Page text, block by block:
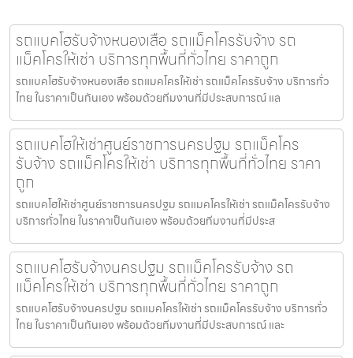
รถแบคโฮรับจ้างหนองเสือ รถแม็คโครรับจ้าง รถ
แม็คโครให้เช่า บริการทุกพื้นที่ทั่วไทย ราคาถูก
รถแบคโฮรับจ้างหนองเสือ รถแมคโครให้เช่า รถแม็คโครรับจ้าง บริการทั่ว
ไทย ในราคาเป็นกันเอง พร้อมด้วยทีมงานที่มีประสบการณ์ แล
รถแบคโฮให้เช่าศูนย์ราชการนครปฐม รถแม็คโคร
รับจ้าง รถแม็คโครให้เช่า บริการทุกพื้นที่ทั่วไทย ราคา
ถูก
รถแบคโฮให้เช่าศูนย์ราชการนครปฐม รถแมคโครให้เช่า รถแม็คโครรับจ้าง
บริการทั่วไทย ในราคาเป็นกันเอง พร้อมด้วยทีมงานที่มีประส
รถแบคโฮรับจ้างนครปฐม รถแม็คโครรับจ้าง รถ
แม็คโครให้เช่า บริการทุกพื้นที่ทั่วไทย ราคาถูก
รถแบคโฮรับจ้างนครปฐม รถแมคโครให้เช่า รถแม็คโครรับจ้าง บริการทั่ว
ไทย ในราคาเป็นกันเอง พร้อมด้วยทีมงานที่มีประสบการณ์ และ